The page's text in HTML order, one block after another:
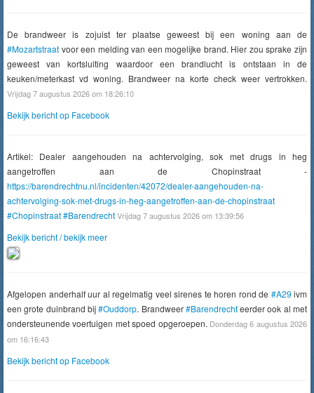
De brandweer is zojuist ter plaatse geweest bij een woning aan de
#Mozartstraat voor een melding van een mogelijke brand. Hier zou sprake zijn
geweest van kortsluiting waardoor een brandlucht is ontstaan in de
keuken/meterkast vd woning. Brandweer na korte check weer vertrokken.
Vrijdag 7 augustus 2026 om 18:26:10
Bekijk bericht op Facebook
Artikel: Dealer aangehouden na achtervolging, sok met drugs in heg
aangetroffen aan de Chopinstraat -
https://barendrechtnu.nl/incidenten/42072/dealer-aangehouden-na-
achtervolging-sok-met-drugs-in-heg-aangetroffen-aan-de-chopinstraat
#Chopinstraat#BarendrechtVrijdag 7 augustus 2026 om 13:39:56
Bekijk bericht / bekijk meer
Afgelopen anderhalf uur al regelmatig veel sirenes te horen rond de #A29 ivm
een grote duinbrand bij#Ouddorp. Brandweer#Barendrechteerder ook al met
ondersteunende voertuigen met spoed opgeroepen. Donderdag 6 augustus 2026
om 16:16:43
Bekijk bericht op Facebook